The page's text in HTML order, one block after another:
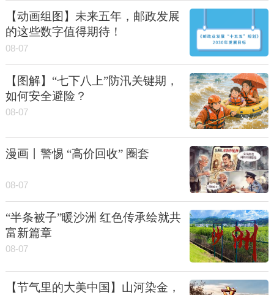
【动画组图】未来五年，邮政发展
的这些数字值得期待！
08-07
【图解】“七下八上”防汛关键期，
如何安全避险？
08-07
漫画丨警惕 “高价回收” 圈套
08-07
“半条被子”暖沙洲 红色传承绘就共
富新篇章
08-07
【节气里的大美中国】山河染金，